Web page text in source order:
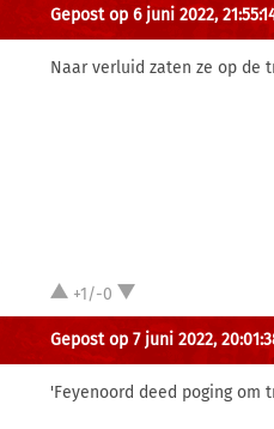
Gepost op 6 juni 2022,
Naar verluid zaten ze op de
+1/-0
Gepost op 7 juni 2022,
'Feyenoord deed poging om